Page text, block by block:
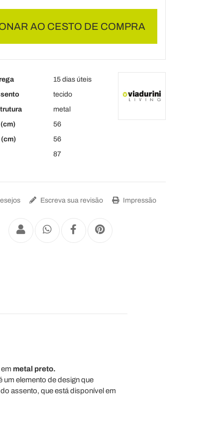
AO CESTO DE COMPRA
15 dias úteis
tecido
metal
56
56
87
Escreva sua revisão Impressão
metal preto.
elemento de design que
assento, que está disponível em